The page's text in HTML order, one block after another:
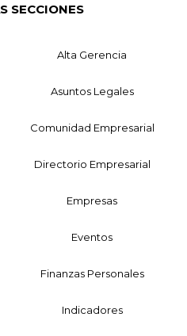
SECCIONES
Alta Gerencia
Asuntos Legales
Comunidad Empresarial
Directorio Empresarial
Empresas
Eventos
Finanzas Personales
Indicadores